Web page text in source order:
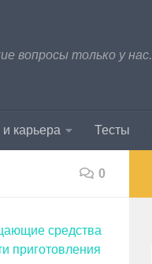
вопросы только у нас.
и карьера Тесты
0
средства
приготовления